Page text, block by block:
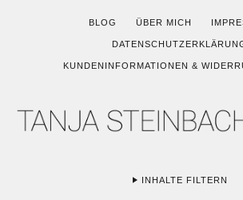
BLOG ÜBER MICH
KUNDENINFORMATIONEN &
INHALTE FILTERN